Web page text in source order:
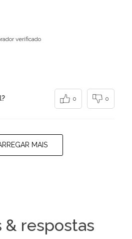
verificado
0 0
MAIS
& respostas